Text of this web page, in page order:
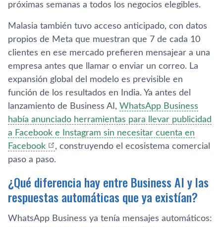
próximas semanas a todos los negocios elegibles.
Malasia también tuvo acceso anticipado, con datos
propios de Meta que muestran que 7 de cada 10
clientes en ese mercado prefieren mensajear a una
empresa antes que llamar o enviar un correo. La
expansión global del modelo es previsible en
función de los resultados en India. Ya antes del
lanzamiento de Business AI, WhatsApp Business
había anunciado herramientas para llevar publicidad
a Facebook e Instagram sin necesitar cuenta en
Facebook
, construyendo el ecosistema comercial
paso a paso.
¿Qué diferencia hay entre Business AI y las
respuestas automáticas que ya existían?
WhatsApp Business ya tenía mensajes automáticos: